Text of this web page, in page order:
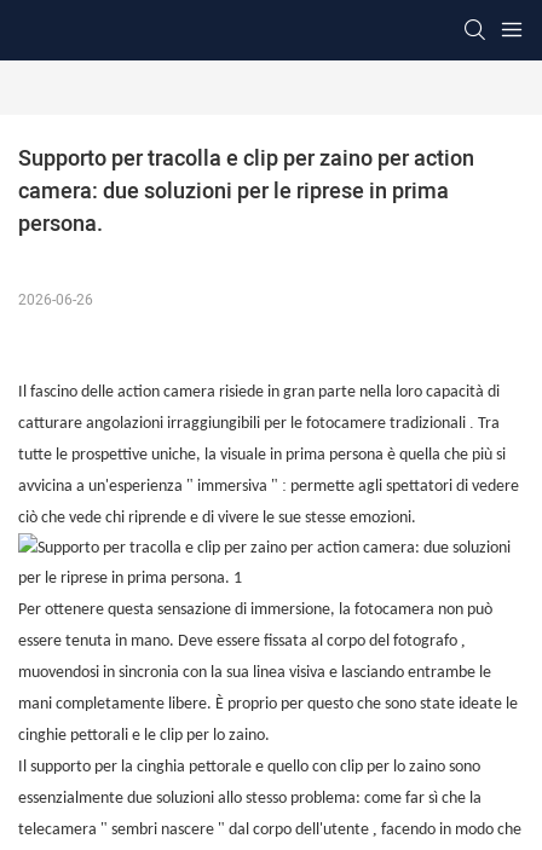
Supporto per tracolla e clip per zaino per action
camera: due soluzioni per le riprese in prima
persona.
2026-06-26
Il fascino delle action camera risiede in gran parte nella loro capacità di
catturare angolazioni irraggiungibili per le fotocamere tradizionali . Tra
tutte le prospettive uniche, la visuale in prima persona è quella che più si
avvicina a un'esperienza " immersiva " : permette agli spettatori di vedere
ciò che vede chi riprende e di vivere le sue stesse emozioni.
Per ottenere questa sensazione di immersione, la fotocamera non può
essere tenuta in mano. Deve essere fissata al corpo del fotografo ,
muovendosi in sincronia con la sua linea visiva e lasciando entrambe le
mani completamente libere. È proprio per questo che sono state ideate le
cinghie pettorali e le clip per lo zaino.
Il supporto per la cinghia pettorale e quello con clip per lo zaino sono
essenzialmente due soluzioni allo stesso problema: come far sì che la
telecamera " sembri nascere " dal corpo dell'utente , facendo in modo che